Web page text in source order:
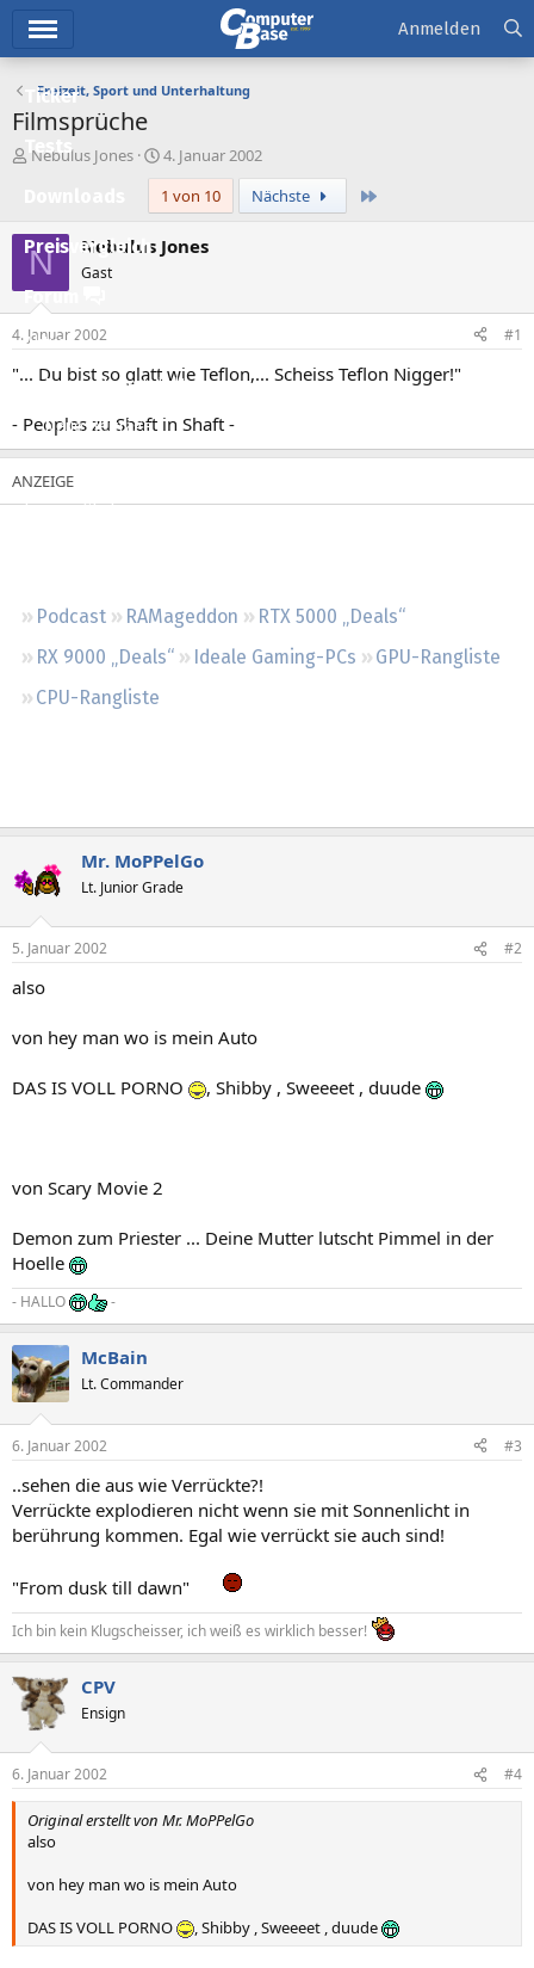
Ticker
Tests
Preisvergleich
Forum
Aktuelles
Empfohlene Inhalte
Neue Beiträge
Leserartikel
Podcast RAMageddon
RTX 5000 „Deals“
RX 9000 „Deals“
Ideale Gaming-PCs
GPU-Rangliste
CPU-Rangliste
Anmelden
Freizeit, Sport und Unterhaltung
Filmsprüche
E
e
e
Nebulus Jones
E
r
s
t
e
l
m
4. Januar 2002
1 von 10
Nächste
N Nebulus Jones
Gast
4. Januar 2002 #1
"... Du bist so glatt wie Teflon,... Scheiss Teflon Nigger!"
- Peoples zu Shaft in Shaft -
Mr. MoPPelGo
Lt. Junior Grade
5. Januar 2002 #2
also
von hey man wo is mein Auto
DAS IS VOLL PORNO , Shibby , Sweeeet , duude
von Scary Movie 2
Demon zum Priester ... Deine Mutter lutscht Pimmel in der
Hoelle
- HALLO -
McBain
Lt. Commander
6. Januar 2002 #3
..sehen die aus wie Verrückte?!
Verrückte explodieren nicht wenn sie mit Sonnenlicht in
berührung kommen. Egal wie verrückt sie auch sind!
"From dusk till dawn"
Ich bin kein Klugscheisser, ich weiß es wirklich besser!
CPV
Ensign
6. Januar 2002 #4
Original erstellt von Mr. MoPPelGo
also
von hey man wo is mein Auto
DAS IS VOLL PORNO
, Shibby , Sweeeet , duude